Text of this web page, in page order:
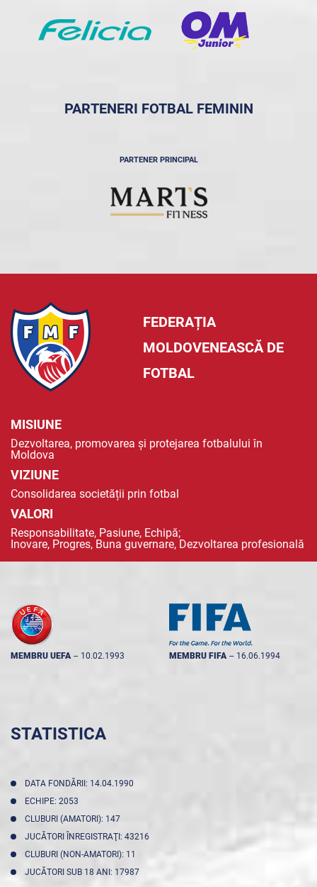
PARTENERI FOTBAL FEMININ
PARTENER PRINCIPAL
FEDERAȚIA
MOLDOVENEASCĂ DE
FOTBAL
MISIUNE
Dezvoltarea, promovarea și protejarea fotbalului în
Moldova
VIZIUNE
Consolidarea societății prin fotbal
VALORI
Responsabilitate, Pasiune, Echipă;
Inovare, Progres, Buna guvernare, Dezvoltarea profesională
MEMBRU UEFA -- 10.02.1993 MEMBRU FIFA -- 16.06.1994
STATISTICA
DATA FONDĂRII: 14.04.1990
ECHIPE: 2053
CLUBURI (AMATORI): 147
JUCĂTORI ÎNREGISTRAŢI: 43216
CLUBURI (NON-AMATORI): 11
JUCĂTORI SUB 18 ANI: 17987